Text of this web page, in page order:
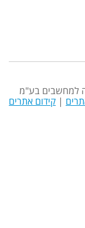
| קידום אתרים